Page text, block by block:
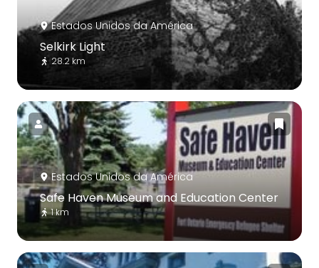
Estados Unidos da América
Selkirk Light
28.2 km
Estados Unidos da América
Safe Haven Museum and Education Center
1 km